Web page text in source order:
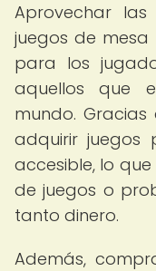
Aprovechar
juegos de
para los
aquellos que
mundo. Gracias
adquirir juegos
accesible, lo
de juegos o
tanto dinero.
Además,